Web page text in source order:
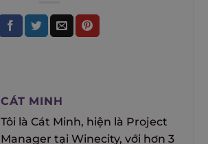
CÁT MINH
Tôi là Cát Minh, hiện là Project
Manager tại Winecity, với hơn 3